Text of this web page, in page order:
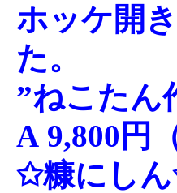
ホッケ開
た。
”ねこたん
A 9,800円
✩糠にし